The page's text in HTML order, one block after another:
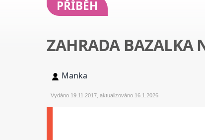
PŘÍBĚH
ZAHRADA BAZALKA
Manka
Vydáno 19.11.2017, aktualizováno 16.1.2026